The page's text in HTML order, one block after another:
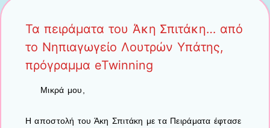
Τα πειράματα του Άκη Σπιτάκη… από
το Νηπιαγωγείο Λουτρών Υπάτης,
πρόγραμμα eTwinning
Μικρά μου,
Η αποστολή του Άκη Σπιτάκη με τα Πειράματα έφτασε